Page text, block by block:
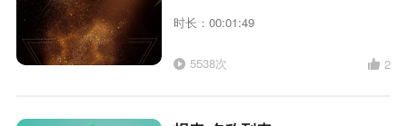
时长：00:01:49
5538次 2